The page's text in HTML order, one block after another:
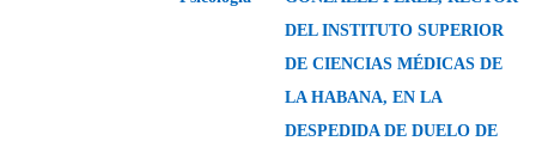
DEL INSTITUTO SUPERIOR
DE CIENCIAS MÉDICAS DE
LA HABANA, EN LA
DESPEDIDA DE DUELO DE